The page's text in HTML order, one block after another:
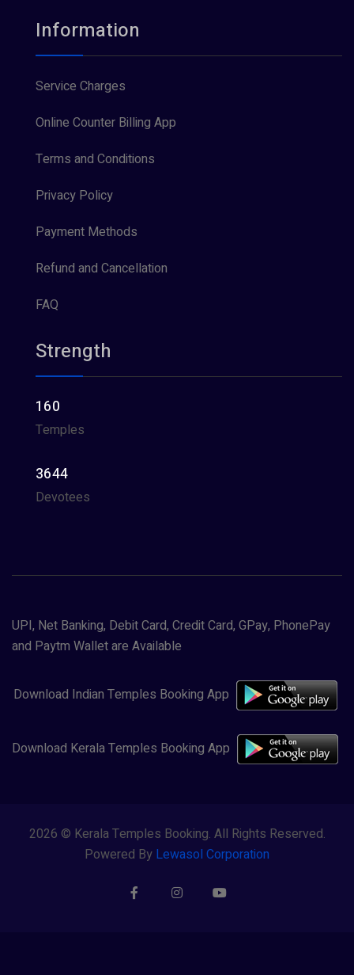
Information
Service Charges
Online Counter Billing App
Terms and Conditions
Privacy Policy
Payment Methods
Refund and Cancellation
FAQ
Strength
160
Temples
3644
Devotees
UPI, Net Banking, Debit Card, Credit Card, GPay, PhonePay
and Paytm Wallet are Available
Download Indian Temples Booking App
Download Kerala Temples Booking App
2026 © Kerala Temples Booking. All Rights Reserved.
Powered By Lewasol Corporation